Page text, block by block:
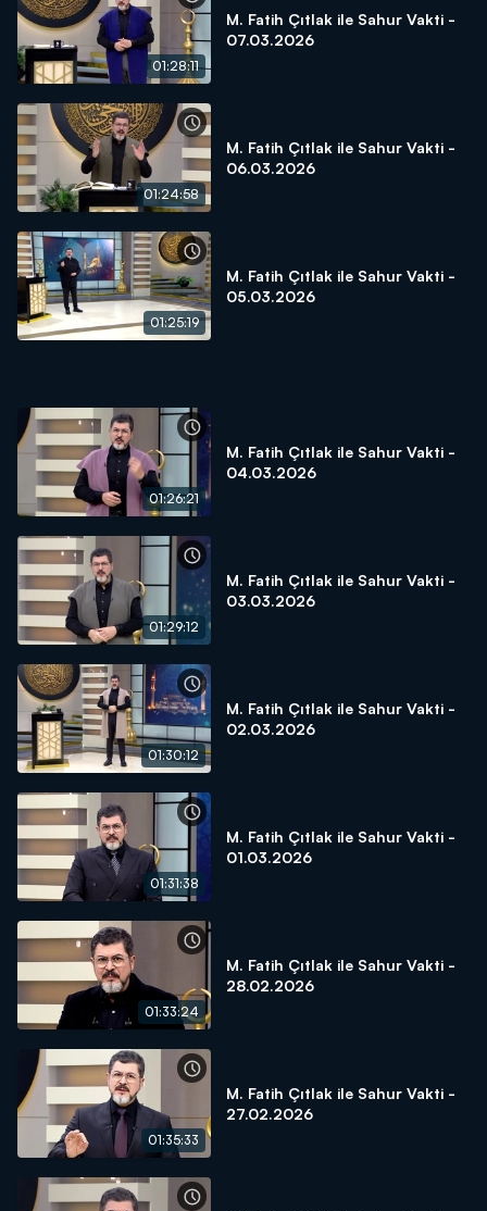
01:28:11
M. Fatih Çıtlak ile Sahur Vakti -
07.03.2026
01:24:58
M. Fatih Çıtlak ile Sahur Vakti -
06.03.2026
01:25:19
M. Fatih Çıtlak ile Sahur Vakti -
05.03.2026
01:26:21
M. Fatih Çıtlak ile Sahur Vakti -
04.03.2026
01:29:12
M. Fatih Çıtlak ile Sahur Vakti -
03.03.2026
01:30:12
M. Fatih Çıtlak ile Sahur Vakti -
02.03.2026
01:31:38
M. Fatih Çıtlak ile Sahur Vakti -
01.03.2026
01:33:24
M. Fatih Çıtlak ile Sahur Vakti -
28.02.2026
01:35:33
M. Fatih Çıtlak ile Sahur Vakti -
27.02.2026